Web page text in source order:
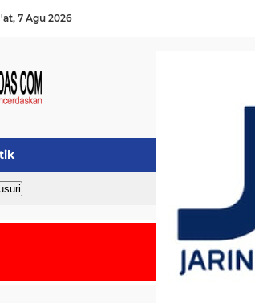
7 Agu 2026